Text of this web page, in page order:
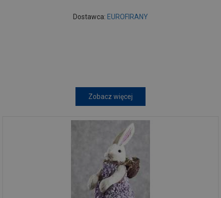
Dostawca: EUROFIRANY
Zobacz więcej